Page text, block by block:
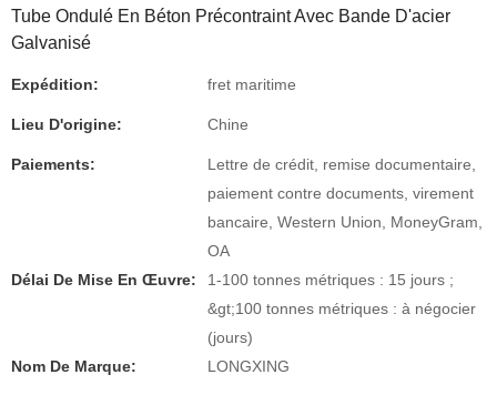
Tube Ondulé En Béton Précontraint Avec Bande D'acier
Galvanisé
Expédition: fret maritime
Lieu D'origine: Chine
Paiements:
Lettre de crédit, remise documentaire,
paiement contre documents, virement
bancaire, Western Union, MoneyGram,
OA
Délai De Mise En Œuvre:
1-100 tonnes métriques : 15 jours ;
&gt;100 tonnes métriques : à négocier
(jours)
Nom De Marque:
LONGXING